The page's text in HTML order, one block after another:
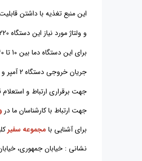
این منبع تغذیه با داشتن
و ولتاژ مورد نیاز این دستگاه 220 ولت یا 50 تا 60 هرتز می باشد.
برای این دستگاه دما بین 10 تا 40 درجه سانتیگراد در نظر گرفته شده است.
جریان خروجی دستگاه 2 آمپر و جریان بار اضافی آن 0.6-2 آمپر می باشد.
جهت برقراری ارتباط و
جهت ارتباط با کارشناسان ما در
برای آشنایی با مجموعه سفیر
نشانی : خیابان جمهوری، خیابان